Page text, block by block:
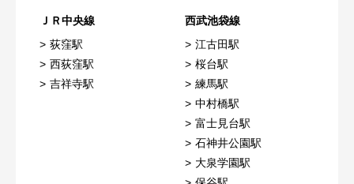
ＪＲ中央線
荻窪駅
西荻窪駅
吉祥寺駅
西武池袋線
江古田駅
桜台駅
練馬駅
中村橋駅
富士見台駅
石神井公園駅
大泉学園駅